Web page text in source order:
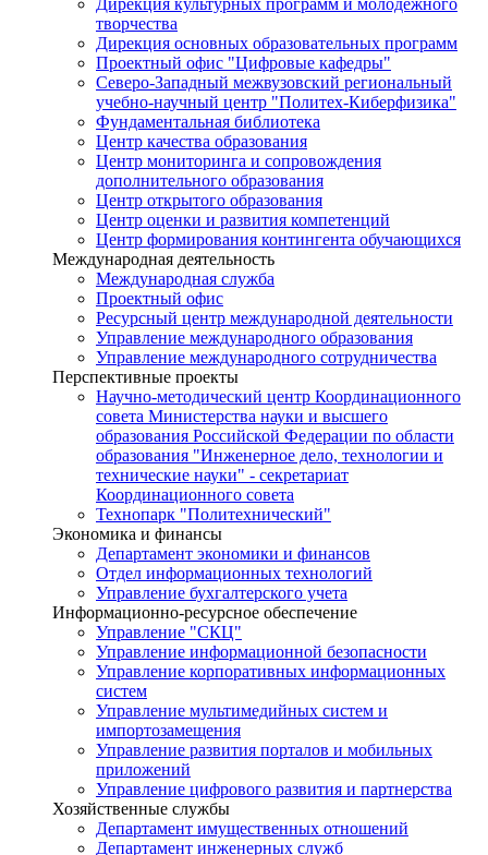
творчества
Дирекция основных образовательных программ
Проектный офис "Цифровые кафедры"
Северо-Западный межвузовский региональный
учебно-научный центр "Политех-Киберфизика"
Фундаментальная библиотека
Центр качества образования
Центр мониторинга и сопровождения
дополнительного образования
Центр открытого образования
Центр оценки и развития компетенций
Центр формирования контингента обучающихся
Международная деятельность
Международная служба
Проектный офис
Ресурсный центр международной деятельности
Управление международного образования
Управление международного сотрудничества
Перспективные проекты
Научно-методический центр Координационного
совета Министерства науки и высшего
образования Российской Федерации по области
образования "Инженерное дело, технологии и
технические науки" - секретариат
Координационного совета
Технопарк "Политехнический"
Экономика и финансы
Департамент экономики и финансов
Отдел информационных технологий
Управление бухгалтерского учета
Информационно-ресурсное обеспечение
Управление "СКЦ"
Управление информационной безопасности
Управление корпоративных информационных
систем
Управление мультимедийных систем и
импортозамещения
Управление развития порталов и мобильных
приложений
Управление цифрового развития и партнерства
Хозяйственные службы
Департамент имущественных отношений
Департамент инженерных служб